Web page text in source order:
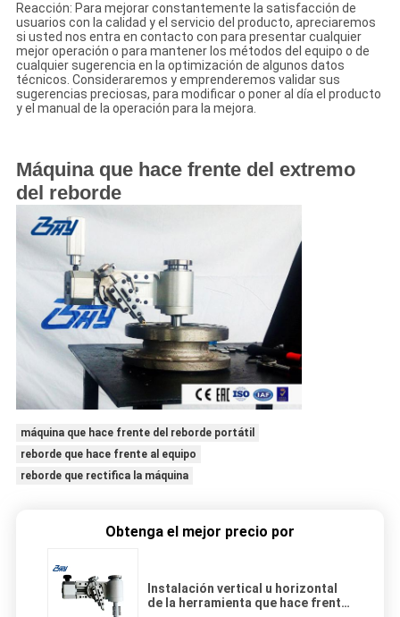
Reacción: Para mejorar constantemente la satisfacción de
usuarios con la calidad y el servicio del producto, apreciaremos
si usted nos entra en contacto con para presentar cualquier
mejor operación o para mantener los métodos del equipo o de
cualquier sugerencia en la optimización de algunos datos
técnicos. Consideraremos y emprenderemos validar sus
sugerencias preciosas, para modificar o poner al día el producto
y el manual de la operación para la mejora.
Máquina que hace frente del extremo
del reborde
máquina que hace frente del reborde portátil
reborde que hace frente al equipo
reborde que rectifica la máquina
Obtenga el mejor precio por
Instalación vertical u horizontal
de la herramienta que hace frente